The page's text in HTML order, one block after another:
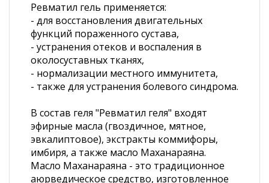
Ревматил гель применяется:
- для восстановления двигательных
функций пораженного сустава,
- устранения отеков и воспаления в
околосуставных тканях,
- нормализации местного иммунитета,
- также для устранения болевого синдрома.
В состав геля "Ревматил геля" входят
эфирные масла (гвоздичное, мятное,
эвкалиптовое), экстракты коммифоры,
имбиря, а также масло Маханараяна.
Масло Маханараяна - это традиционное
аюрведическое средство, изготовленное